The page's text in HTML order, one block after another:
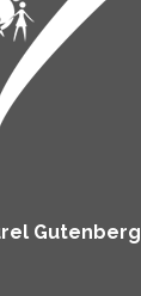
Gutenberg